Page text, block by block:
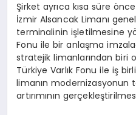
Şirket ayrıca kısa süre
İzmir Alsancak Limanı
terminalinin işletilmesine
Fonu ile bir anlaşma
stratejik limanlarından biri
Türkiye Varlık Fonu ile iş
limanın modernizasyonun
artırımının